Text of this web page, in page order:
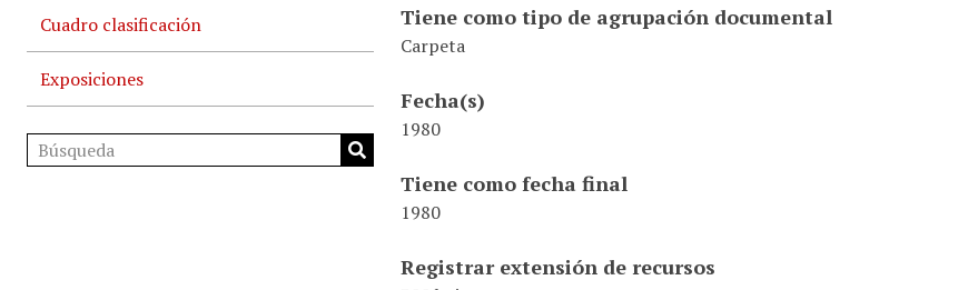
Cuadro clasificación
Exposiciones
Tiene como tipo de agrupación documental
Carpeta
Fecha(s)
1980
Tiene como fecha final
1980
Registrar extensión de recursos